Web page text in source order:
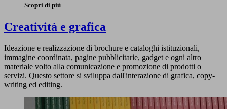
Scopri di più
Creatività e grafica
Ideazione e realizzazione di brochure e cataloghi istituzionali,
immagine coordinata, pagine pubblicitarie, gadget e ogni altro
materiale volto alla comunicazione e promozione di prodotti o
servizi. Questo settore si sviluppa dall'interazione di grafica, copy-
writing ed editing.